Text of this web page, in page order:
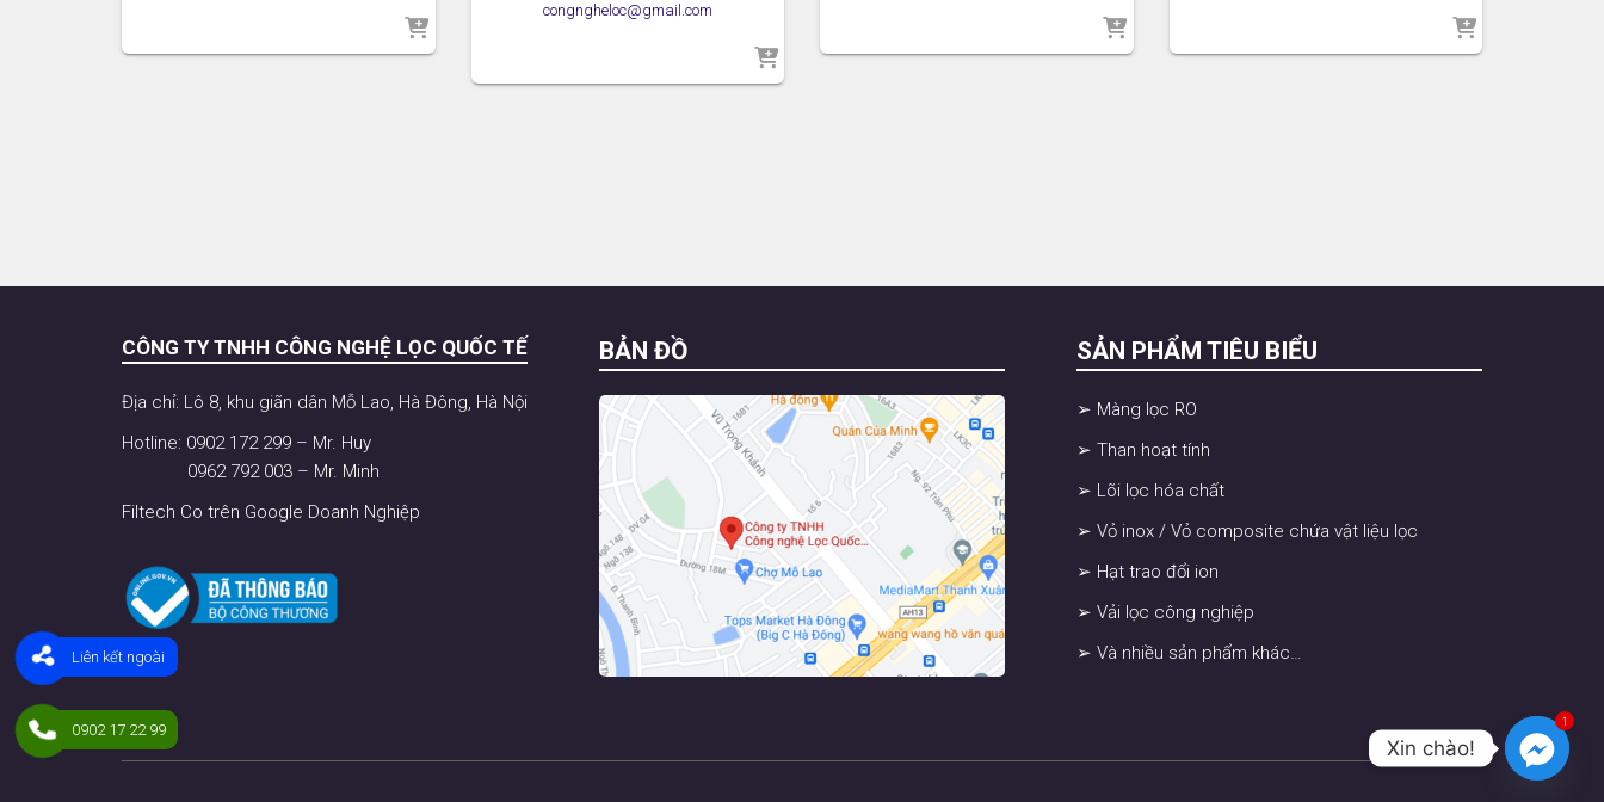
congngheloc@gmail.com
CÔNG TY TNHH CÔNG NGHỆ LỌC QUỐC TẾ
Địa chỉ: Lô 8, khu giãn dân Mỗ Lao, Hà Đông, Hà Nội
Hotline: 0902 172 299 – Mr. Huy
0962 792 003 – Mr. Minh
Filtech Co trên Google Doanh Nghiệp
BẢN ĐỒ SẢN PHẨM TIÊU BIỂU
➢ Màng lọc RO
➢ Than hoạt tính
➢ Lõi lọc hóa chất
➢ Vỏ inox / Vỏ composite chứa vật liệu lọc
➢ Hạt trao đổi ion
➢ Vải lọc công nghiệp
➢ Và nhiều sản phẩm khác…
Liên kết ngoài
0902 17 22 99
1
Xin chào!